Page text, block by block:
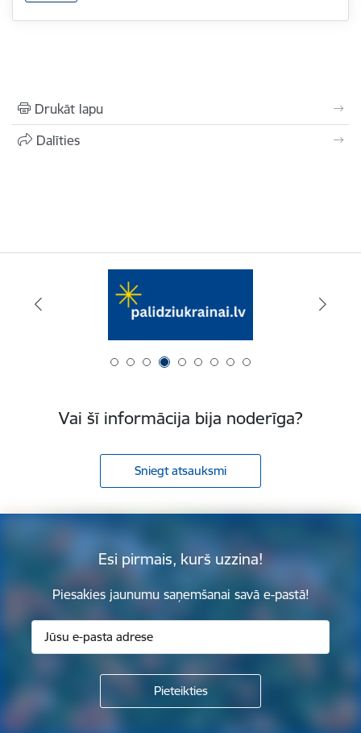
Drukāt lapu
Dalīties
Vai šī informācija bija noderīga?
Sniegt atsauksmi
Esi pirmais, kurš uzzina!
Piesakies jaunumu saņemšanai savā e-pastā!